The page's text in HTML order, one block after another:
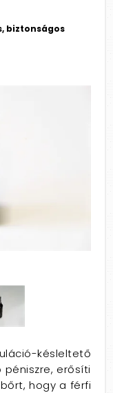
biztonságos
késleltető
péniszre, erősíti
hogy a férfi